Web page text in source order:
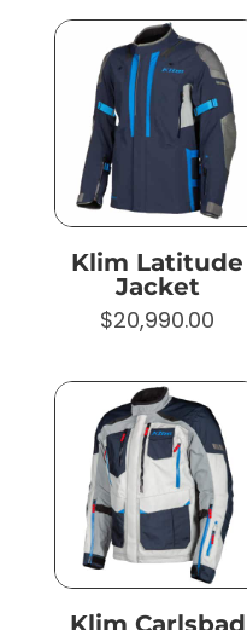
Klim Latitude
Jacket
$20,990.00
Klim Carlsbad